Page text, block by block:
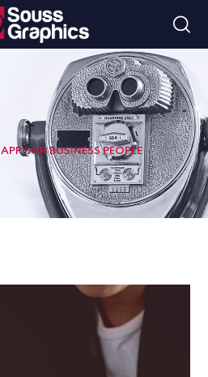
APP FOR BUSINESS PEOPLE